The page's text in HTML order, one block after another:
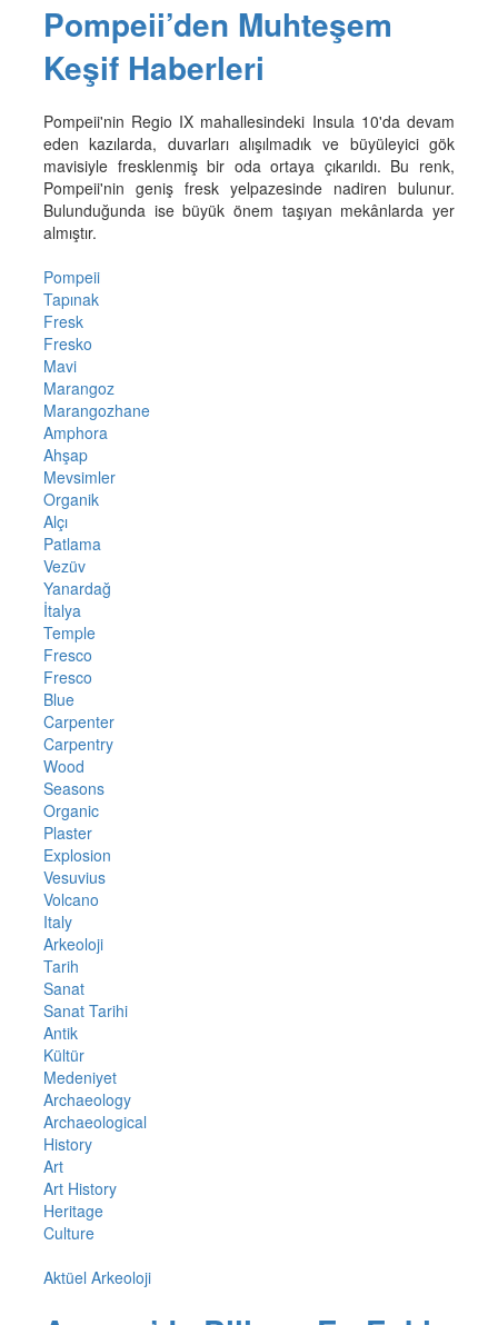
Pompeii’den Muhteşem
Keşif Haberleri
Pompeii'nin Regio IX mahallesindeki Insula 10'da devam
eden kazılarda, duvarları alışılmadık ve büyüleyici gök
mavisiyle fresklenmiş bir oda ortaya çıkarıldı. Bu renk,
Pompeii'nin geniş fresk yelpazesinde nadiren bulunur.
Bulunduğunda ise büyük önem taşıyan mekânlarda yer
almıştır.
Pompeii
Tapınak
Fresk
Fresko
Mavi
Marangoz
Marangozhane
Amphora
Ahşap
Mevsimler
Organik
Alçı
Patlama
Vezüv
Yanardağ
İtalya
Temple
Fresco
Fresco
Blue
Carpenter
Carpentry
Wood
Seasons
Organic
Plaster
Explosion
Vesuvius
Volcano
Italy
Arkeoloji
Tarih
Sanat
Sanat Tarihi
Antik
Kültür
Medeniyet
Archaeology
Archaeological
History
Art
Art History
Heritage
Culture
Aktüel Arkeoloji